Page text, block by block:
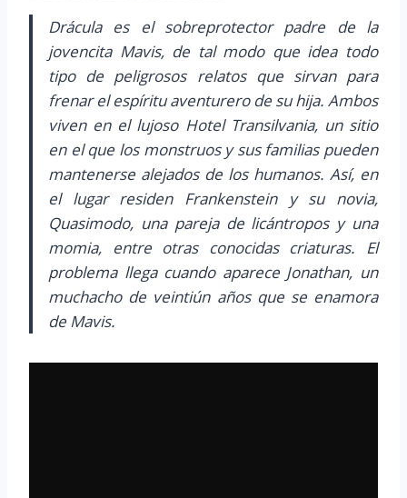
Drácula es el sobreprotector padre de la
jovencita Mavis, de tal modo que idea todo
tipo de peligrosos relatos que sirvan para
frenar el espíritu aventurero de su hija. Ambos
viven en el lujoso Hotel Transilvania, un sitio
en el que los monstruos y sus familias pueden
mantenerse alejados de los humanos. Así, en
el lugar residen Frankenstein y su novia,
Quasimodo, una pareja de licántropos y una
momia, entre otras conocidas criaturas. El
problema llega cuando aparece Jonathan, un
muchacho de veintiún años que se enamora
de Mavis.